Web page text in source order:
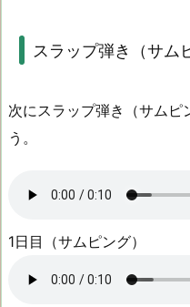
スラップ弾き（サム
次にスラップ弾き（サムピ
う。
1日目（サムピング）